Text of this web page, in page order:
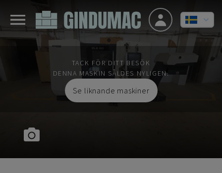
TACK FÖR DITT BESÖK
DENNA MASKIN SÅLDES NYLIGEN.
Se liknande maskiner